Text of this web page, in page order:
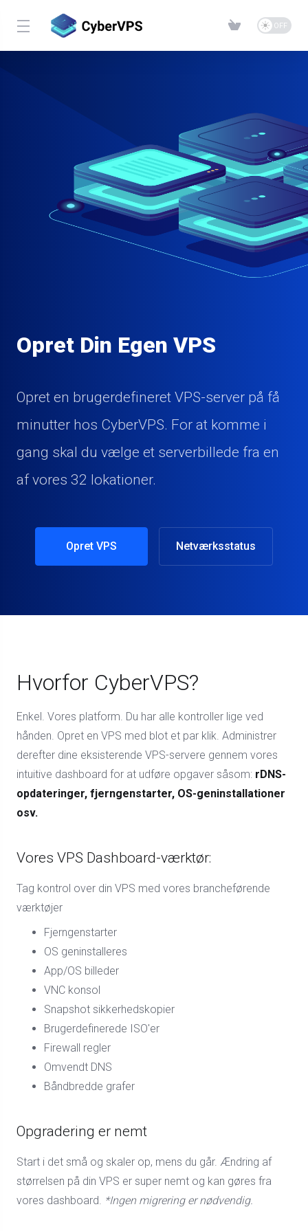
Opret Din Egen VPS
Opret en brugerdefineret VPS-server på få
minutter hos CyberVPS. For at komme i
gang skal du vælge et serverbillede fra en
af ​​vores 32 lokationer.
Opret VPS Netværksstatus
Hvorfor CyberVPS?
Enkel. Vores platform. Du har alle kontroller lige ved
hånden. Opret en VPS med blot et par klik. Administrer
derefter dine eksisterende VPS-servere gennem vores
intuitive dashboard for at udføre opgaver såsom: rDNS-
opdateringer, fjerngenstarter, OS-geninstallationer
osv.
Vores VPS Dashboard-værktør:
Tag kontrol over din VPS med vores brancheførende
værktøjer
Fjerngenstarter
OS geninstalleres
App/OS billeder
VNC konsol
Snapshot sikkerhedskopier
Brugerdefinerede ISO'er
Firewall regler
Omvendt DNS
Båndbredde grafer
Opgradering er nemt
Start i det små og skaler op, mens du går. Ændring af
størrelsen på din VPS er super nemt og kan gøres fra
vores dashboard. *Ingen migrering er nødvendig.